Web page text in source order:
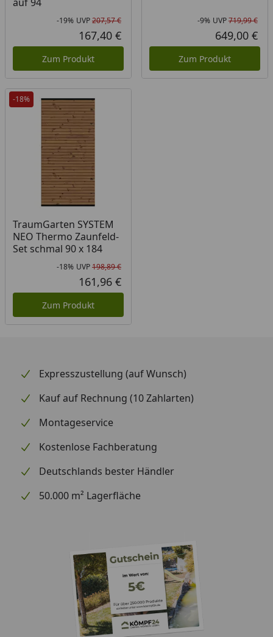
Rabatt in Prozent
-19%
Ursprünglicher Preis
UVP207,57 €
Aktueller Preis
167,40 €
Zum Produkt
-9% UVP719,99 €
649,00 €
Zum Produkt
-18%
TraumGarten SYSTEM
NEO Thermo Zaunfeld-
Set schmal 90 x 184
Rabatt in Prozent
-18%
Ursprünglicher Preis
UVP198,89 €
Aktueller Preis
161,96 €
Zum Produkt
Expresszustellung (auf Wunsch)
Kauf auf Rechnung (10 Zahlarten)
Montageservice
Kostenlose Fachberatung
Deutschlands bester Händler
50.000 m² Lagerfläche